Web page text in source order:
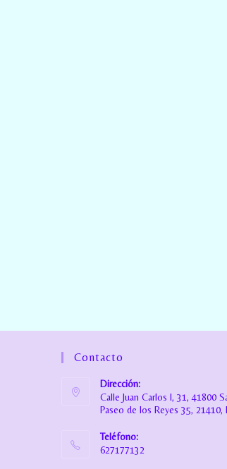
Contacto
Dirección:
Calle Juan Carlos I, 31, 41800
Paseo de los Reyes 35, 21410,
Teléfono:
627177132